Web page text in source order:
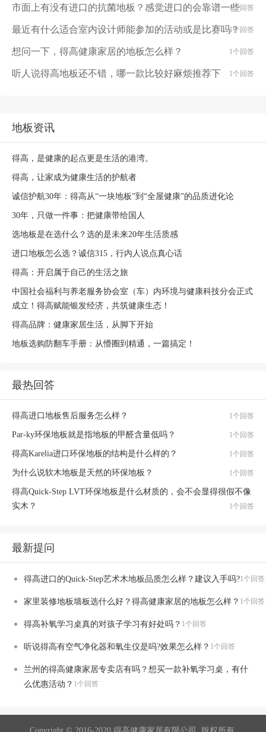
市面上有没有进口的抗菌地板？感觉进口的会靠谱一些1个回答
最近有什么适合室内设计师能参加的活动或是比赛吗？1个回答
想问一下，得高健康家居的地板怎么样？ 1个回答
听人说得高地板还不错，哪一款比较好麻烦推荐下 1个回答
地板资讯
得高，是健康的起点更是生活的港湾。
得高，让家成为健康生活的护航者
诚信护航30年：得高从“一块地板”到“全屋健康”的品质进化论
30年，只做一件事：把健康带给国人
选地板是在选什么？选的是未来20年生活质感
进口地板怎么选？诚信315，行内人说点真心话
得高：开启属于自己的生活之旅
中国社会福利与养老服务协会室（车）内环境与健康科技分会正式
成立！得高赋能银发经济，共筑健康生态！
得高品牌：健康家居生活，从脚下开始
地板选购防翻车手册：从懵圈到精通，一篇搞定！
最热回答
得高进口地板售后服务怎么样？ 1个回答
Par-ky环保地板就是指地板的甲醛含量低吗？ 1个回答
得高Karelia进口环保地板的结构是什么样的？ 1个回答
为什么说软木地板是天然的环保地板？ 1个回答
得高Quick-Step LVT环保地板是什么材质的，会不会显得很假不像
实木？
1个回答
最新提问
得高进口的Quick-Step艺术木地板品质怎么样？建议入手吗?1个回答
家里装修地板墙板选什么好？得高健康家居的地板怎么样？ 1个回答
得高补氧学习桌真的对孩子学习有好处吗？ 1个回答
听说得高有空气净化器和氧生仪是吗?效果怎么样？ 1个回答
兰州的得高健康家居专卖店有吗？想买一款补氧学习桌，有什
么优惠活动？ 1个回答